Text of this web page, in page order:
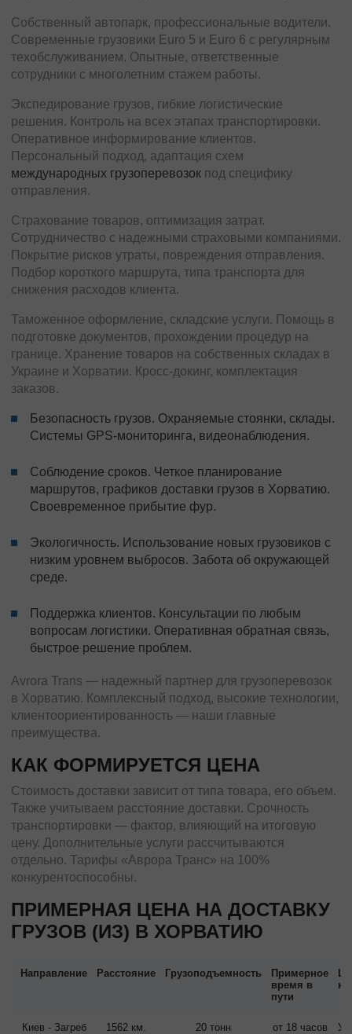
Собственный автопарк, профессиональные водители.
Современные грузовики Euro 5 и Euro 6 с регулярным
техобслуживанием. Опытные, ответственные
сотрудники с многолетним стажем работы.
Экспедирование грузов, гибкие логистические
решения. Контроль на всех этапах транспортировки.
Оперативное информирование клиентов.
Персональный подход, адаптация схем
международных грузоперевозок под специфику
отправления.
Страхование товаров, оптимизация затрат.
Сотрудничество с надежными страховыми компаниями.
Покрытие рисков утраты, повреждения отправления.
Подбор короткого маршрута, типа транспорта для
снижения расходов клиента.
Таможенное оформление, складские услуги. Помощь в
подготовке документов, прохождении процедур на
границе. Хранение товаров на собственных складах в
Украине и Хорватии. Кросс-докинг, комплектация
заказов.
Безопасность грузов. Охраняемые стоянки, склады.
Системы GPS-мониторинга, видеонаблюдения.
Соблюдение сроков. Четкое планирование
маршрутов, графиков доставки грузов в Хорватию.
Своевременное прибытие фур.
Экологичность. Использование новых грузовиков с
низким уровнем выбросов. Забота об окружающей
среде.
Поддержка клиентов. Консультации по любым
вопросам логистики. Оперативная обратная связь,
быстрое решение проблем.
Avrora Trans — надежный партнер для грузоперевозок
в Хорватию. Комплексный подход, высокие технологии,
клиентоориентированность — наши главные
преимущества.
КАК ФОРМИРУЕТСЯ ЦЕНА
Стоимость доставки зависит от типа товара, его объем.
Также учитываем расстояние доставки. Срочность
транспортировки — фактор, влияющий на итоговую
цену. Дополнительные услуги рассчитываются
отдельно. Тарифы «Аврора Транс» на 100%
конкурентоспособны.
ПРИМЕРНАЯ ЦЕНА НА ДОСТАВКУ
ГРУЗОВ (ИЗ) В ХОРВАТИЮ
Направление Расстояние Грузоподъемность
Примерное
время в
пути
Киев - Загреб 1562 км. 20 тонн
от 18 часов